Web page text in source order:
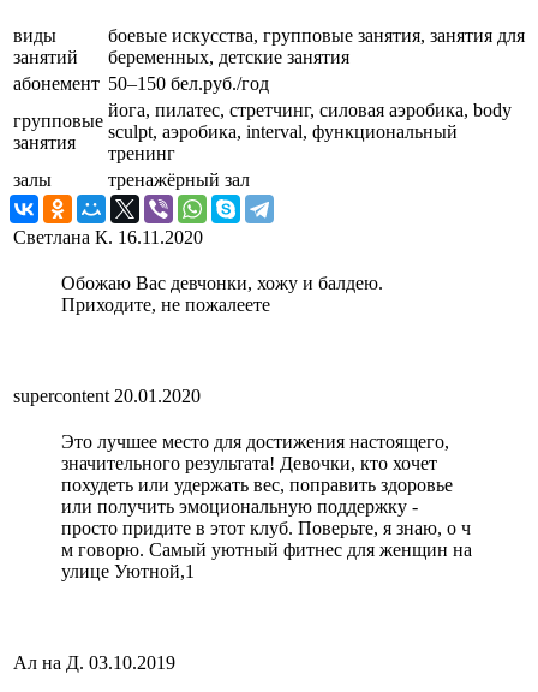
виды
занятий
боевые искусства, групповые занятия, занятия для
беременных, детские занятия
абонемент 50–150 бел.руб./год
групповые
занятия
йога, пилатес, стретчинг, силовая аэробика, body
sculpt, аэробика, interval, функциональный
тренинг
залы
тренажёрный зал
Светлана К. 16.11.2020
Обожаю Вас девчонки, хожу и балдею.
Приходите, не пожалеете
supercontent 20.01.2020
Это лучшее место для достижения настоящего,
значительного результата! Девочки, кто хочет
похудеть или удержать вес, поправить здоровье
или получить эмоциональную поддержку -
просто придите в этот клуб. Поверьте, я знаю, о ч
м говорю. Самый уютный фитнес для женщин на
улице Уютной,1
Ал на Д. 03.10.2019